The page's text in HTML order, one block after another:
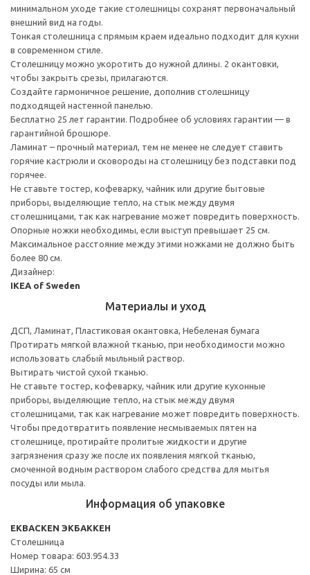
минимальном уходе такие столешницы сохранят первоначальный
внешний вид на годы.
Тонкая столешница с прямым краем идеально подходит для кухни
в современном стиле.
Столешницу можно укоротить до нужной длины. 2 окантовки,
чтобы закрыть срезы, прилагаются.
Создайте гармоничное решение, дополнив столешницу
подходящей настенной панелью.
Бесплатно 25 лет гарантии. Подробнее об условиях гарантии — в
гарантийной брошюре.
Ламинат – прочный материал, тем не менее не следует ставить
горячие кастрюли и сковороды на столешницу без подставки под
горячее.
Не ставьте тостер, кофеварку, чайник или другие бытовые
приборы, выделяющие тепло, на стык между двумя
столешницами, так как нагревание может повредить поверхность.
Опорные ножки необходимы, если выступ превышает 25 см.
Максимальное расстояние между этими ножками не должно быть
более 80 см.
Дизайнер:
IKEA of Sweden
Материалы и уход
ДСП, Ламинат, Пластиковая окантовка, Небеленая бумага
Протирать мягкой влажной тканью, при необходимости можно
использовать слабый мыльный раствор.
Вытирать чистой сухой тканью.
Не ставьте тостер, кофеварку, чайник или другие кухонные
приборы, выделяющие тепло, на стык между двумя
столешницами, так как нагревание может повредить поверхность.
Чтобы предотвратить появление несмываемых пятен на
столешнице, протирайте пролитые жидкости и другие
загрязнения сразу же после их появления мягкой тканью,
смоченной водным раствором слабого средства для мытья
посуды или мыла.
Информация об упаковке
EKBACKEN ЭКБАККЕН
Столешница
Номер товара: 603.954.33
Ширина: 65 см